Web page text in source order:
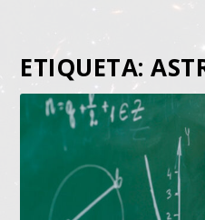
ETIQUETA: